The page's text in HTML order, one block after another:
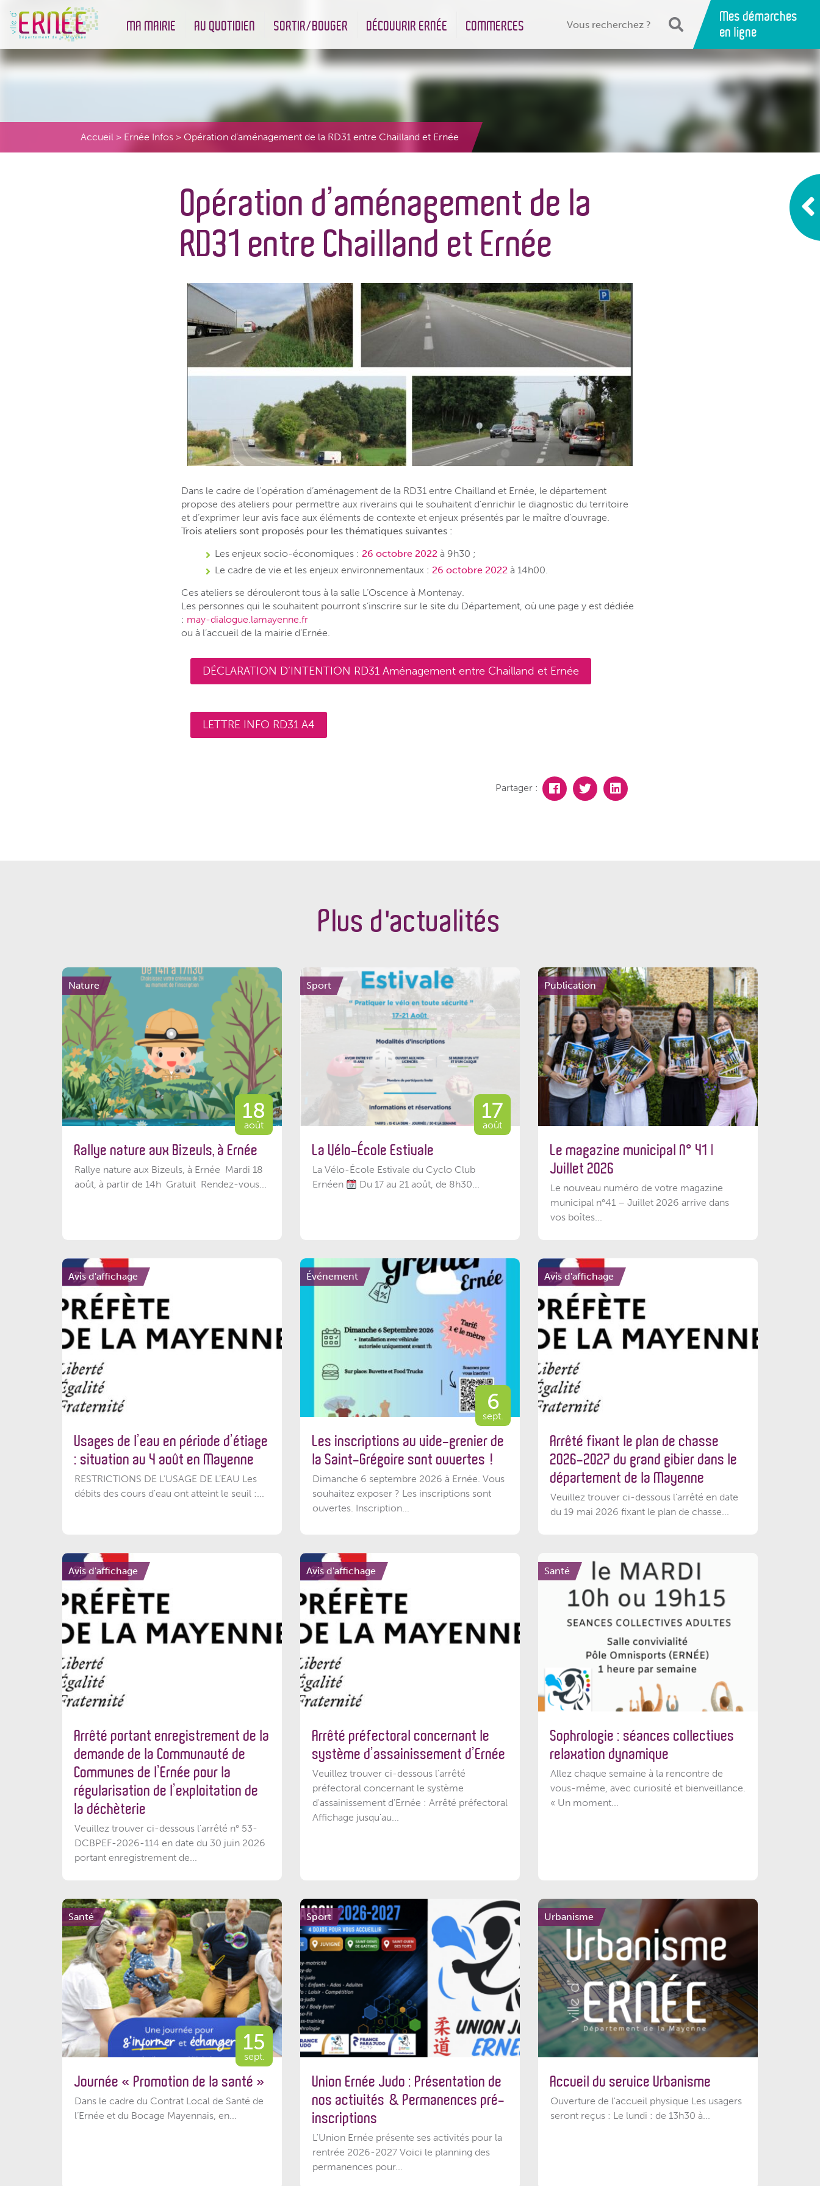
MA MAIRIE AU QUOTIDIEN SORTIR/BOUGER DÉCOUVRIR ERNÉE COMMERCES
Mes démarches
en ligne
Accueil > Ernée Infos > Opération d’aménagement de la RD31 entre Chailland et Ernée
Opération d’aménagement de la
RD31 entre Chailland et Ernée
Dans le cadre de l’opération d’aménagement de la RD31 entre Chailland et Ernée, le département
propose des ateliers pour permettre aux riverains qui le souhaitent d’enrichir le diagnostic du territoire
et d’exprimer leur avis face aux éléments de contexte et enjeux présentés par le maître d’ouvrage.
Trois ateliers sont proposés pour les thématiques suivantes :
Les enjeux socio-économiques : 26 octobre 2022 à 9h30 ;
Le cadre de vie et les enjeux environnementaux : 26 octobre 2022 à 14h00.
Ces ateliers se dérouleront tous à la salle L’Oscence à Montenay.
Les personnes qui le souhaitent pourront s’inscrire sur le site du Département, où une page y est dédiée
: may-dialogue.lamayenne.fr
ou à l’accueil de la mairie d’Ernée.
DÉCLARATION D’INTENTION RD31 Aménagement entre Chailland et Ernée
LETTRE INFO RD31 A4
Partager :
Plus d'actualités
Nature
18
août
Rallye nature aux Bizeuls, à Ernée
Rallye nature aux Bizeuls, à Ernée Mardi 18
août, à partir de 14h Gratuit Rendez-vous...
Sport
17
août
La Vélo-École Estivale
La Vélo-École Estivale du Cyclo Club
Ernéen
Du 17 au 21 août, de 8h30...
Publication
Le magazine municipal N° 41 |
Juillet 2026
Le nouveau numéro de votre magazine
municipal n°41 – Juillet 2026 arrive dans
vos boîtes...
Avis d'affichage
Usages de l’eau en période d’étiage
: situation au 4 août en Mayenne
RESTRICTIONS DE L’USAGE DE L’EAU Les
débits des cours d'eau ont atteint le seuil :...
Événement
6
sept.
Les inscriptions au vide-grenier de
la Saint-Grégoire sont ouvertes !
Dimanche 6 septembre 2026 à Ernée. Vous
souhaitez exposer ? Les inscriptions sont
ouvertes. Inscription...
Avis d'affichage
Arrêté fixant le plan de chasse
2026-2027 du grand gibier dans le
département de la Mayenne
Veuillez trouver ci-dessous l’arrêté en date
du 19 mai 2026 fixant le plan de chasse...
Avis d'affichage
Arrêté portant enregistrement de la
demande de la Communauté de
Communes de l’Ernée pour la
régularisation de l’exploitation de
la déchèterie
Veuillez trouver ci-dessous l'arrêté n° 53-
DCBPEF-2026-114 en date du 30 juin 2026
portant enregistrement de...
Avis d'affichage
Arrêté préfectoral concernant le
système d’assainissement d’Ernée
Veuillez trouver ci-dessous l’arrêté
préfectoral concernant le système
d'assainissement d'Ernée : Arrêté préfectoral
Affichage jusqu'au...
Santé
Sophrologie : séances collectives
relaxation dynamique
Allez chaque semaine à la rencontre de
vous-même, avec curiosité et bienveillance.
« Un moment...
Santé
15
sept.
Journée « Promotion de la santé »
Dans le cadre du Contrat Local de Santé de
l’Ernée et du Bocage Mayennais, en...
Sport
Union Ernée Judo : Présentation de
nos activités & Permanences pré-
inscriptions
L'Union Ernée présente ses activités pour la
rentrée 2026-2027 Voici le planning des
permanences pour...
Urbanisme
Accueil du service Urbanisme
Ouverture de l'accueil physique Les usagers
seront reçus : Le lundi : de 13h30 à...